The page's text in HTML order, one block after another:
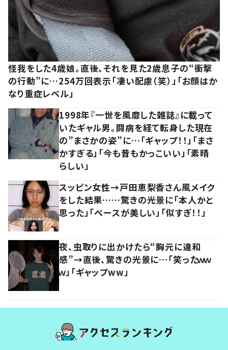
怪我をした4歳娘。直後、それを見た2歳息子の“衝撃
の行動”に…254万回表示「凄い配慮（笑）」「お顔はか
なり重症レベル」
1998年『一世を風靡した雑誌』に載って
いたギャル男。闘病を経て転身した現在
の”まさかの姿”に…「ギャップ！！」「まさ
かすぎる」「今も昔もかっこいい」「素晴
らしい」
スッピン女性→戸田恵梨香さん風メイク
をした結果……驚きの光景に「本人かと
思った」「ベースが美しい」「似すぎ！！」
夜、虫取りに出かけたら“胸元に違和
感”→直後、驚きの光景に…「笑ったｗｗ
ｗ」「ギャップww」